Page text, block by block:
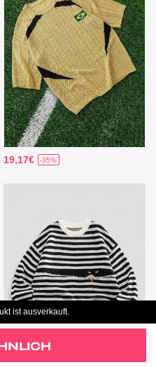
19,17€ -35%
ist ausverkauft.